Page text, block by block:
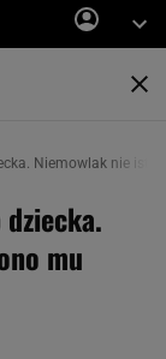
Niemowlak nie
dziecka.
mu